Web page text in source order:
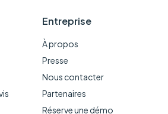
Entreprise
À propos
Presse
Nous contacter
Partenaires
Réserve une démo